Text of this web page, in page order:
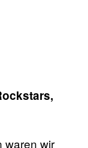
waren wir